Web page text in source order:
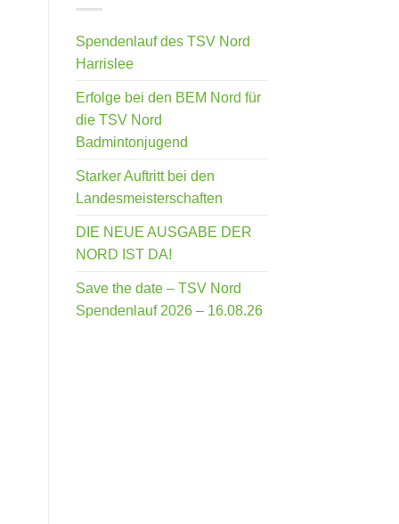
Spendenlauf des TSV Nord
Harrislee
Erfolge bei den BEM Nord für
die TSV Nord
Badmintonjugend
Starker Auftritt bei den
Landesmeisterschaften
DIE NEUE AUSGABE DER
NORD IST DA!
Save the date – TSV Nord
Spendenlauf 2026 – 16.08.26